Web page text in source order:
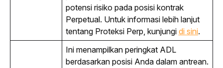
potensi risiko pada posisi kontrak
Perpetual. Untuk informasi lebih lanjut
tentang Proteksi Perp, kunjungi di sini.
Ini menampilkan peringkat ADL
berdasarkan posisi Anda dalam antrean.